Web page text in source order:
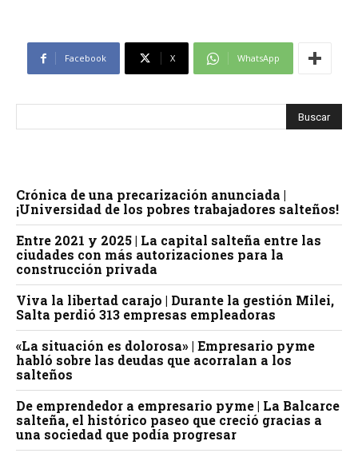
Facebook X WhatsApp
Crónica de una precarización anunciada |
¡Universidad de los pobres trabajadores salteños!
Entre 2021 y 2025 | La capital salteña entre las
ciudades con más autorizaciones para la
construcción privada
Viva la libertad carajo | Durante la gestión Milei,
Salta perdió 313 empresas empleadoras
«La situación es dolorosa» | Empresario pyme
habló sobre las deudas que acorralan a los
salteños
De emprendedor a empresario pyme | La Balcarce
salteña, el histórico paseo que creció gracias a
una sociedad que podía progresar